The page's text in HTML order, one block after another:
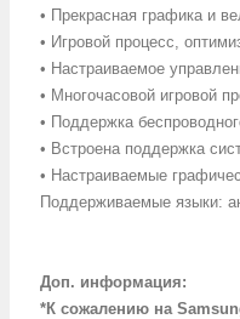
• Прекрасная графика и
• Игровой процесс,
• Настраиваемое
• Многочасовой игровой
• Поддержка
• Встроена поддержка
• Настраиваемые
Поддерживаемые языки:
Доп. информация:
*К сожалению на